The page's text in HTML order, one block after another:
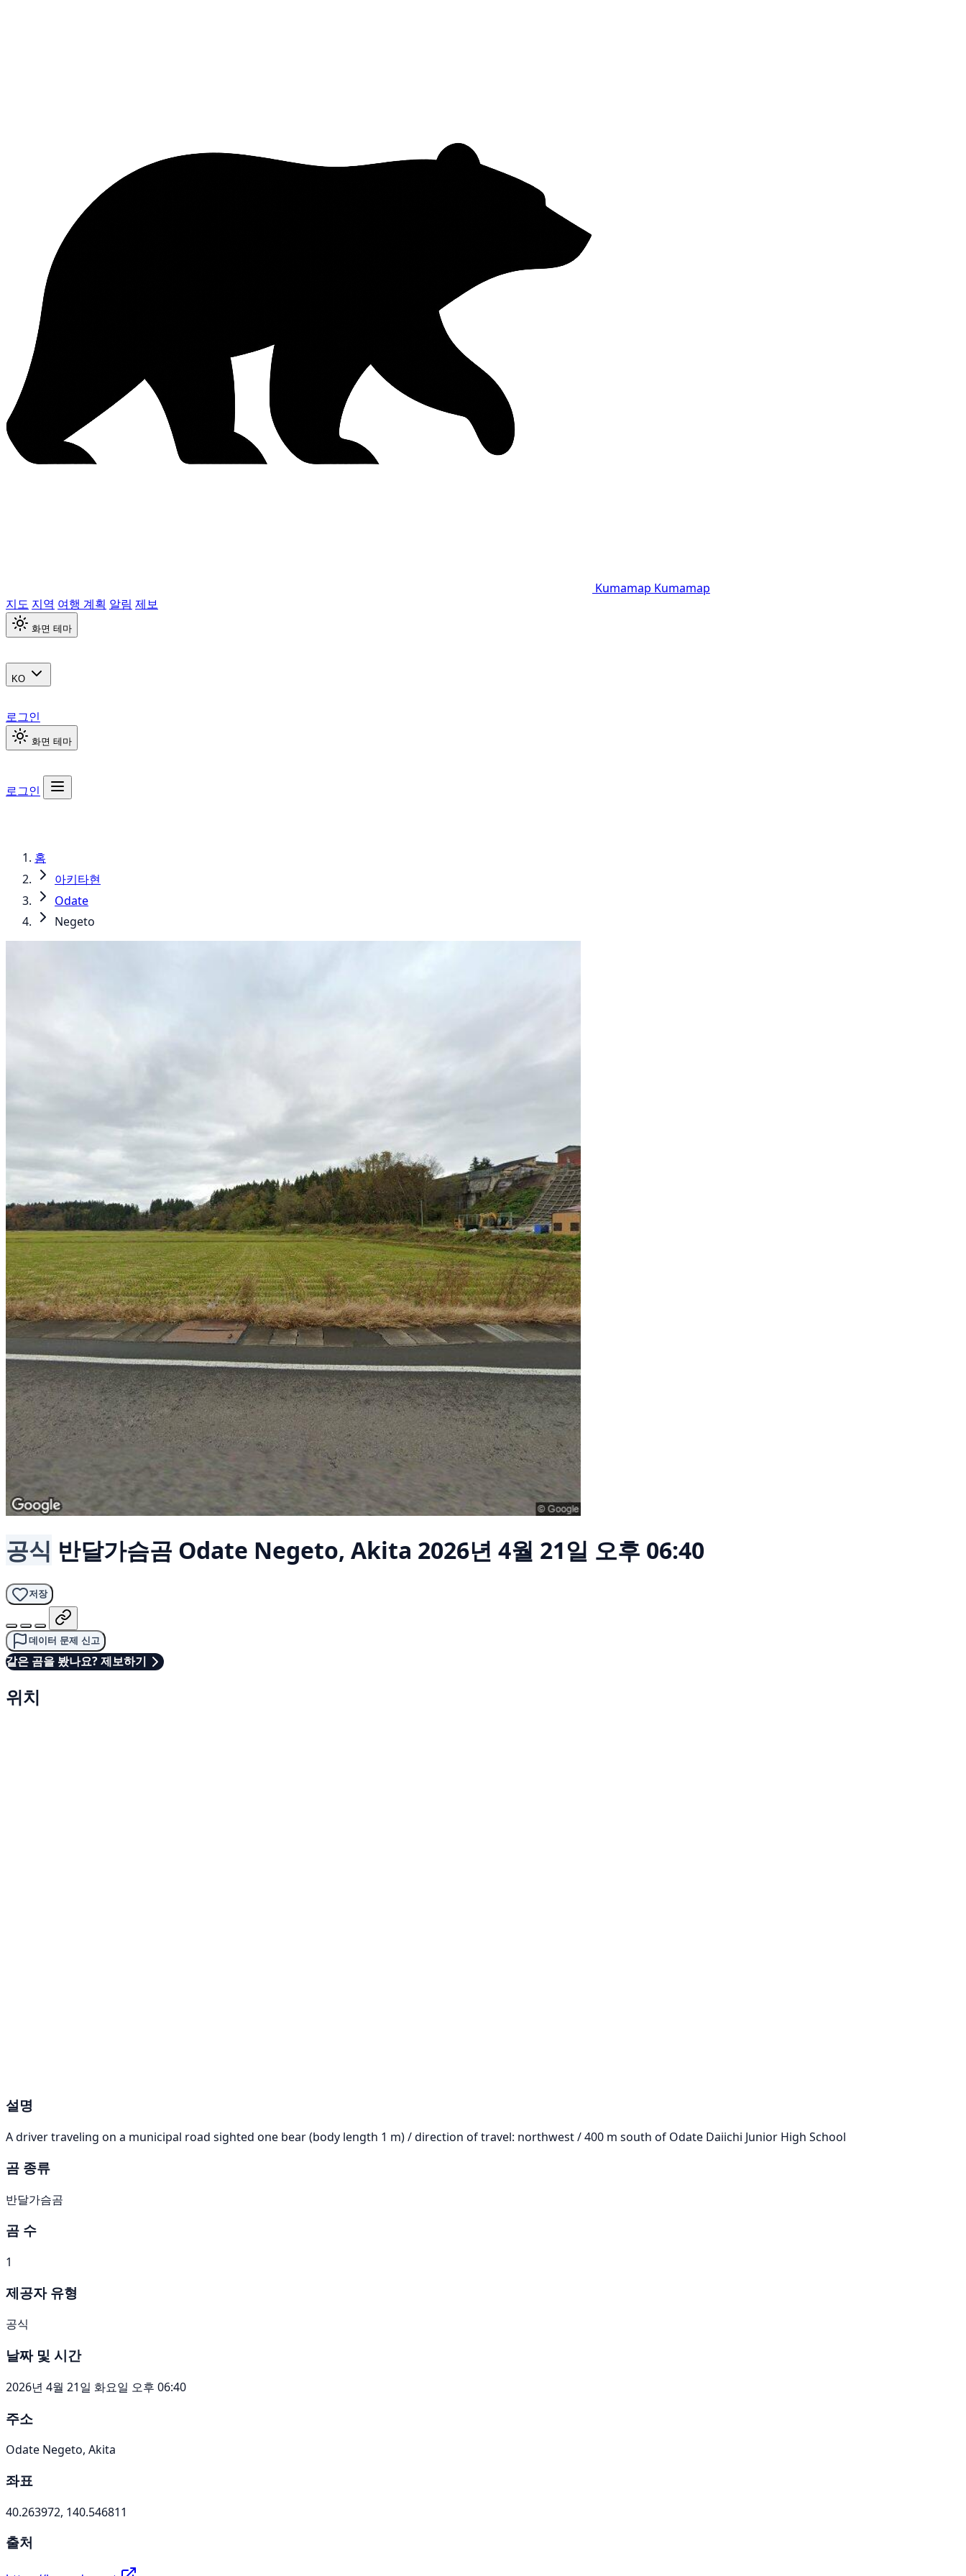
Kumamap Kumamap
지도 지역 여행 계획 알림 제보
화면 테마
KO
로그인
화면 테마
로그인
홈
아키타현
Odate
Negeto
공식 반달가슴곰 Odate Negeto, Akita 2026년 4월 21일 오후 06:40
저장
데이터 문제 신고
같은 곰을 봤나요? 제보하기
위치
설명
A driver traveling on a municipal road sighted one bear (body length 1 m) / direction of travel: northwest / 400 m south of Odate Daiichi Junior High School
곰 종류
반달가슴곰
곰 수
1
제공자 유형
공식
날짜 및 시간
2026년 4월 21일 화요일 오후 06:40
주소
Odate Negeto, Akita
좌표
40.263972, 140.546811
출처